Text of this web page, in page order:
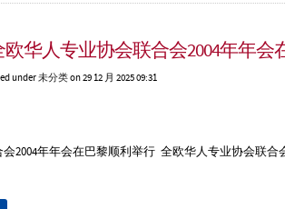
欧华人专业协会联合会2004年年会
under未分类on 29 12 月 2025 09:31
2004年年会在巴黎顺利举行 全欧华人专业协会联合